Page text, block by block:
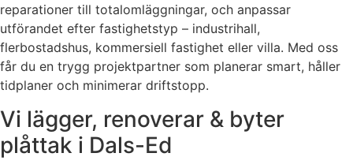
reparationer till totalomläggningar, och anpassar
utförandet efter fastighetstyp – industrihall,
flerbostadshus, kommersiell fastighet eller villa. Med oss
får du en trygg projektpartner som planerar smart, håller
tidplaner och minimerar driftstopp.
Vi lägger, renoverar & byter
plåttak i Dals-Ed